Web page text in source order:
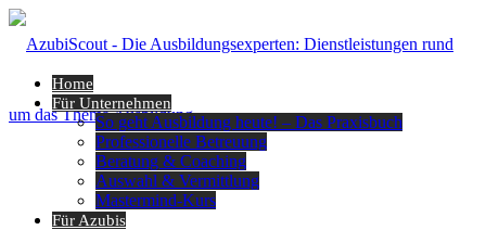
Home
Für Unternehmen
So geht Ausbildung heute! – Das Praxisbuch
Professionelle Betreuung
Beratung & Coaching
Auswahl & Vermittlung
Mastermind-Kurs
Für Azubis